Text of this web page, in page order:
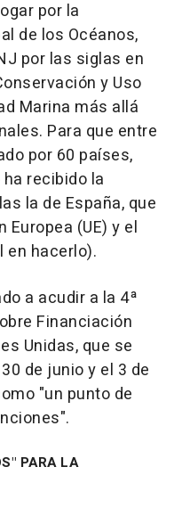
por la
de los Océanos,
por las siglas en
y Uso
Marina más allá
Para que entre
por 60 países,
recibido la
la de España, que
(UE) y el
en hacerlo).
a acudir a la 4ª
Financiación
Unidas, que se
de junio y el 3 de
"un punto de
PARA LA